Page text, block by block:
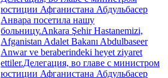
юстиции Афганистана Абдульбасер
Анвара посетила нашу
больницу.Ankara Şehir Hastanemizi,
Afganistan Adalet Bakanı Abdulbaseer
Anwar ve beraberindeki heyet ziyaret
ettiler.Делегация, во главе с министром
юстиции Афганистана Абдульбасер